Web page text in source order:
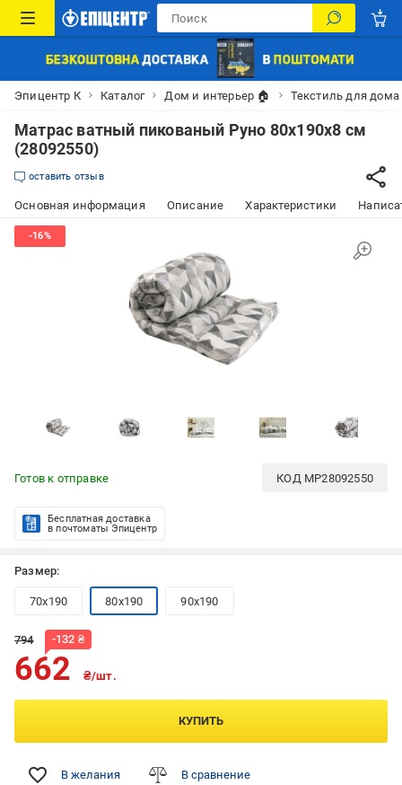
Эпицентр К Каталог Дом и интерьер 🏠 Текстиль для дома
Матрас ватный пикованый Руно 80x190x8 см
(28092550)
оставить отзыв
Основная информация Описание Характеристики
Готов к отправке КОД MP28092550
Бесплатная доставка
в почтоматы Эпицентр
Размер:
70x190 80x190 90x190
794 -132 ₴
662 ₴/шт.
КУПИТЬ
В желания В сравнение